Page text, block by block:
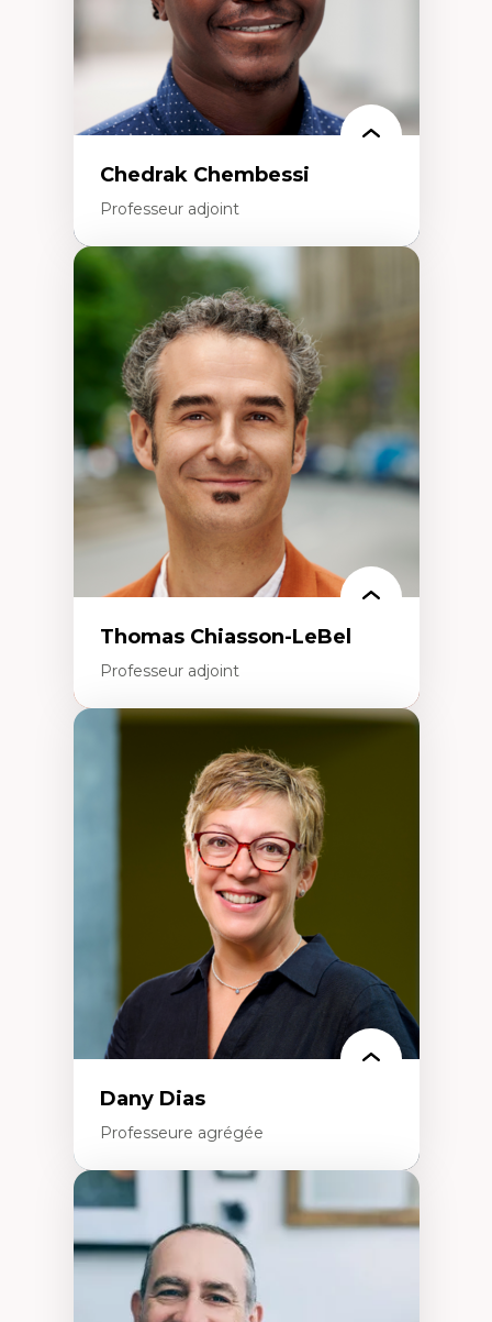
Chedrak Chembessi
Professeur adjoint
Économie circulaire
Modèles d’affaires durables
Histoire des faits économiques
Gestion durable des ressources naturelles
Écologie industrielle
Aménagement durable du territoire
Développement régional
Coopératives
Télétravail en milieu rural francophone
Transition socio-écologique
Thomas Chiasson-LeBel
Professeur adjoint
Théories du développement
Économie politique comparée
Élites économiques
Sociologie économique
Extractivisme
Classes sociales
Mouvements sociaux
Théories de l’État
Dany Dias
Professeure agrégée
Expertises
Pédagogies critiques et justice sociale
Éthique relationnelle et sollicitude en
éducation
Décolonisation et autochtonisation de la
formation à l’enseignement